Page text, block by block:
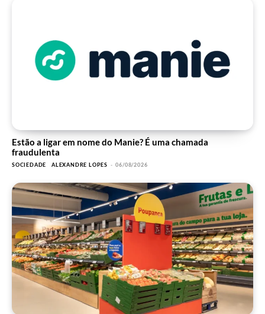
Estão a ligar em nome do Manie? É uma chamada
fraudulenta
SOCIEDADE ALEXANDRE LOPES - 06/08/2026